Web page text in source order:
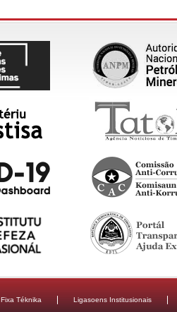
Fixa Téknika Ligasoens Institusionais